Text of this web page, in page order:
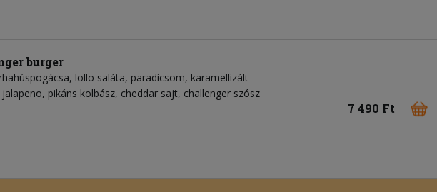
burger
lollo saláta, paradicsom, karamellizált
pikáns kolbász, cheddar sajt, challenger szósz
7 490 Ft